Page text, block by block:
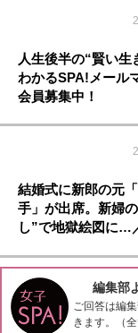
人生後半の“賢い生
わかるSPA!メール
会員募集中！
結婚式に新郎の元
手」が出席。新婦
し”で地獄絵図に…